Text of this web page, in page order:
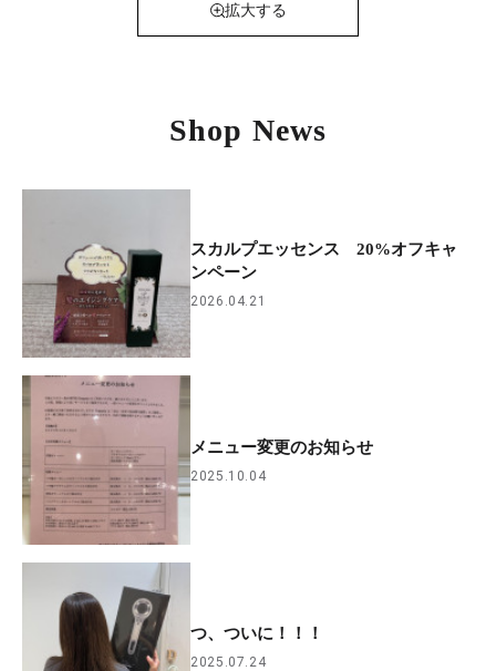
拡大する
Shop News
スカルプエッセンス 20%オフキャ
ンペーン
2026.04.21
メニュー変更のお知らせ
2025.10.04
つ、ついに！！！
2025.07.24